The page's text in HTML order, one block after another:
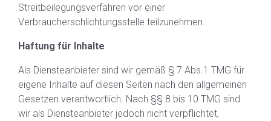
Streitbeilegungsverfahren vor einer
Verbraucherschlichtungsstelle teilzunehmen.
Haftung für Inhalte
Als Diensteanbieter sind wir gemäß § 7 Abs.1 TMG für
eigene Inhalte auf diesen Seiten nach den allgemeinen
Gesetzen verantwortlich. Nach §§ 8 bis 10 TMG sind
wir als Diensteanbieter jedoch nicht verpflichtet,